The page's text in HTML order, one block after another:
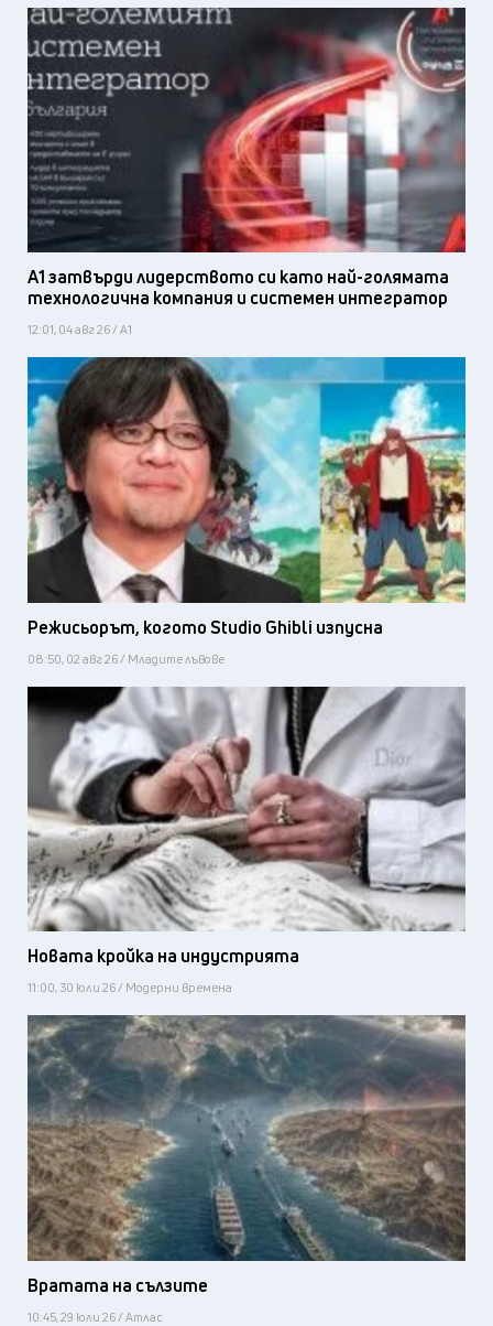
А1 затвърди лидерството си като най-голямата
технологична компания и системен интегратор
12:01, 04 авг 26 / А1
Режисьорът, когото Studio Ghibli изпусна
08:50, 02 авг 26 / Младите лъвове
Новата кройка на индустрията
11:00, 30 юли 26 / Модерни времена
Вратата на сълзите
10:45, 29 юли 26 / Атлас